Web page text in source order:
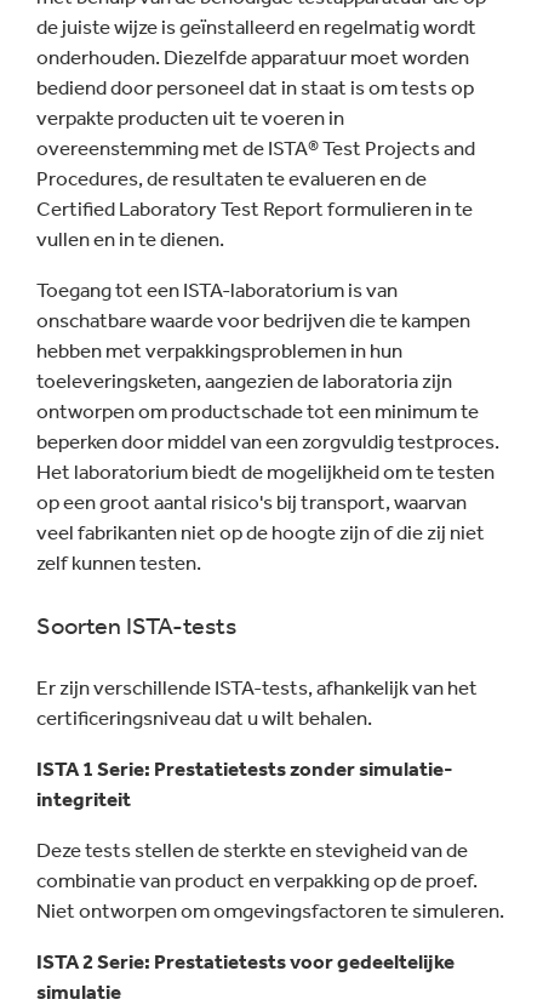
de juiste wijze is geïnstalleerd en regelmatig wordt
onderhouden. Diezelfde apparatuur moet worden
bediend door personeel dat in staat is om tests op
verpakte producten uit te voeren in
overeenstemming met de ISTA® Test Projects and
Procedures, de resultaten te evalueren en de
Certified Laboratory Test Report formulieren in te
vullen en in te dienen.
Toegang tot een ISTA-laboratorium is van
onschatbare waarde voor bedrijven die te kampen
hebben met verpakkingsproblemen in hun
toeleveringsketen, aangezien de laboratoria zijn
ontworpen om productschade tot een minimum te
beperken door middel van een zorgvuldig testproces.
Het laboratorium biedt de mogelijkheid om te testen
op een groot aantal risico's bij transport, waarvan
veel fabrikanten niet op de hoogte zijn of die zij niet
zelf kunnen testen.
Soorten ISTA-tests
Er zijn verschillende ISTA-tests, afhankelijk van het
certificeringsniveau dat u wilt behalen.
ISTA 1 Serie: Prestatietests zonder simulatie-
integriteit
Deze tests stellen de sterkte en stevigheid van de
combinatie van product en verpakking op de proef.
Niet ontworpen om omgevingsfactoren te simuleren.
ISTA 2 Serie: Prestatietests voor gedeeltelijke
simulatie